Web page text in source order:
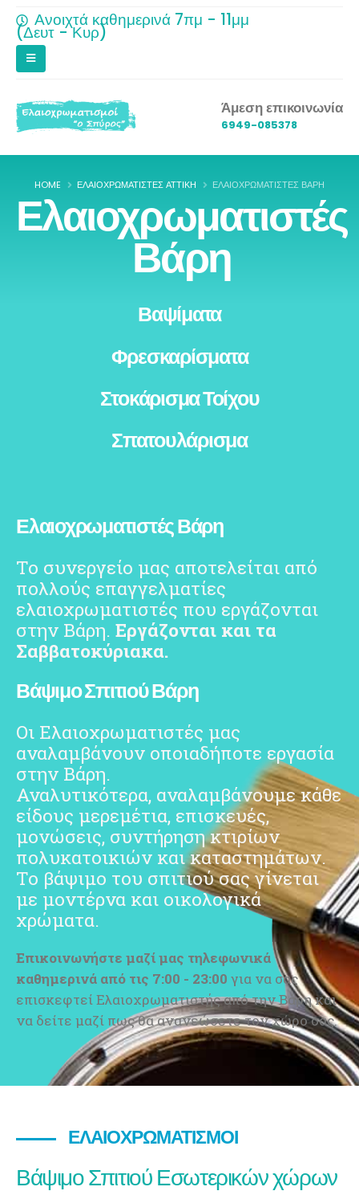
Ανοιχτά καθημερινά 7πμ - 11μμ
(Δευτ - Κυρ)
Άμεση επικοινωνία
6949-085378
HOME ΕΛΑΙΟΧΡΩΜΑΤΙΣΤΈΣ ΑΤΤΙΚΉ ΕΛΑΙΟΧΡΩΜΑΤΙΣΤΈΣ ΒΆΡΗ
Ελαιοχρωματιστές
Βάρη
Βαψίματα
Φρεσκαρίσματα
Στοκάρισμα Τοίχου
Σπατουλάρισμα
Ελαιοχρωματιστές Βάρη
Το συνεργείο μας αποτελείται από
πολλούς επαγγελματίες
ελαιοχρωματιστές που εργάζονται
στην Βάρη. Εργάζονται και τα
Σαββατοκύριακα.
Βάψιμο Σπιτιού Βάρη
Οι Ελαιοχρωματιστές μας
αναλαμβάνουν οποιαδήποτε εργασία
στην Βάρη.
Αναλυτικότερα, αναλαμβάνουμε κάθε
είδους μερεμέτια, επισκευές,
μονώσεις, συντήρηση κτιρίων
πολυκατοικιών και καταστημάτων.
Το βάψιμο του σπιτιού σας γίνεται
με μοντέρνα και οικολογικά
χρώματα.
Επικοινωνήστε μαζί μας τηλεφωνικά
καθημερινά από τις 7:00 - 23:00 για να σας
επισκεφτεί Ελαιοχρωματιστής από την Βάρη και
να δείτε μαζί πως θα ανανεώσετε τον χώρο σας.
ΕΛΑΙΟΧΡΩΜΑΤΙΣΜΟΊ
Βάψιμο Σπιτιού Εσωτερικών χώρων